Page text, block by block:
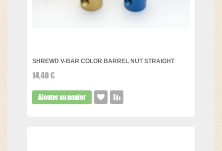
SHREWD V-BAR COLOR BARREL NUT STRAIGHT
14,40 €
Ajouter au panier